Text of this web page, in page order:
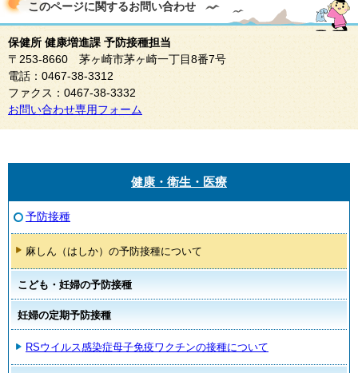
このページに関するお問い合わせ
保健所 健康増進課 予防接種担当
〒253-8660 茅ヶ崎市茅ヶ崎一丁目8番7号
電話：0467-38-3312
ファクス：0467-38-3332
お問い合わせ専用フォーム
健康・衛生・医療
予防接種
麻しん（はしか）の予防接種について
こども・妊婦の予防接種
妊婦の定期予防接種
RSウイルス感染症母子免疫ワクチンの接種について